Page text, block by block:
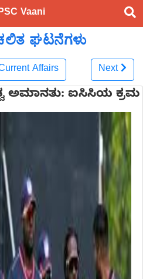
Vaani
ಘಟನೆಗಳು
Affairs Next
ಅಮಾನತು: ಐಸಿಸಿಯ ಕ್ರಮ